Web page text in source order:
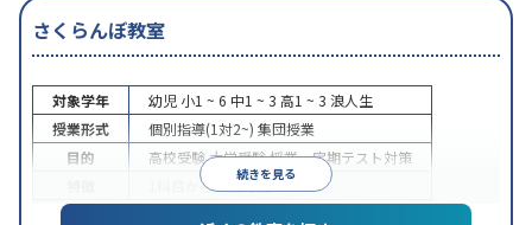
さくらんぼ教室
続きを見る
対象学年 幼児 小1 ~ 6 中1 ~ 3 高1 ~ 3 浪人生
授業形式
個別指導(1対2~) 集団授業
目的
高校受験大学受験授業・定期テスト対策
1科目から受講可能